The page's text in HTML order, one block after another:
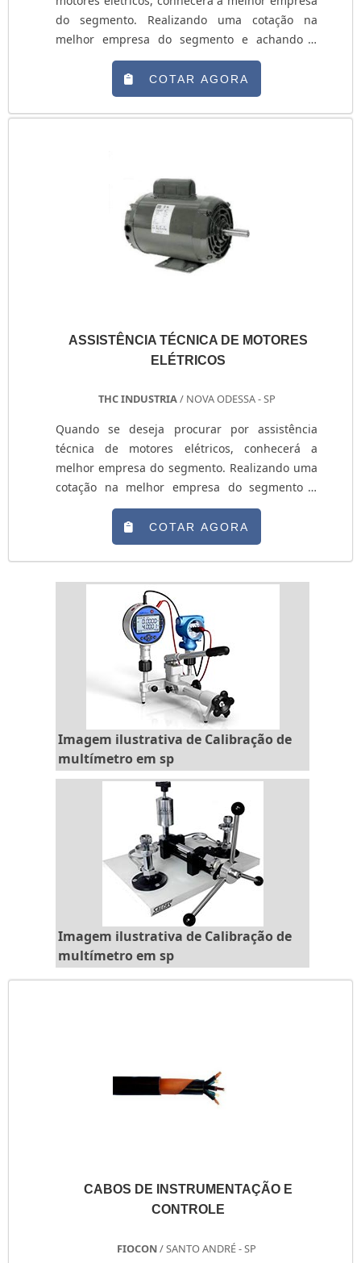
do segmento. Realizando uma cotação na
melhor empresa do segmento e achando a
organização mais competente do ramo. Quando
o quesito é manutenção corretiva em motores
elétricos, com os profissionais da THC Industrial
Valves alcançará ótima...
COTAR AGORA
ASSISTÊNCIA TÉCNICA DE MOTORES
ELÉTRICOS
THC INDUSTRIA/ NOVA ODESSA - SP
Quando se deseja procurar por assistência
técnica de motores elétricos, conhecerá a
melhor empresa do segmento. Realizando uma
cotação na melhor empresa do segmento e
achando a organização mais competente do
ramo. DETALHES SOBRE ASSISTENCIA TECNICA
DE MOTORES ELÉTRICOS Se alguém busca por
assistência técnica de motores elétricos em
uma empresa segur...
COTAR AGORA
Imagem ilustrativa de Calibração de
multímetro em sp
Imagem ilustrativa de Calibração de
multímetro em sp
CABOS DE INSTRUMENTAÇÃO E
CONTROLE
FIOCON/ SANTO ANDRÉ - SP